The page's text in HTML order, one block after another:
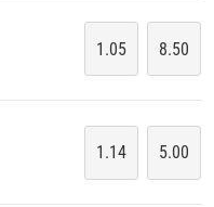
1.05 8.50
1.14 5.00